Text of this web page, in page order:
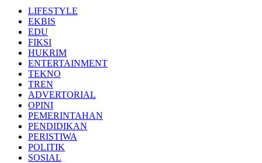
LIFESTYLE
EKBIS
EDU
FIKSI
HUKRIM
ENTERTAINMENT
TEKNO
TREN
ADVERTORIAL
OPINI
PEMERINTAHAN
PENDIDIKAN
PERISTIWA
POLITIK
SOSIAL